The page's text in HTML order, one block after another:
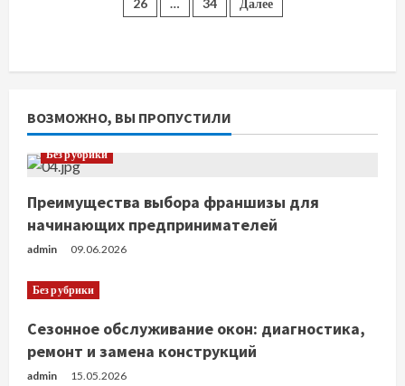
записей 26
… 34 Далее
ВОЗМОЖНО, ВЫ ПРОПУСТИЛИ
Без рубрики
Преимущества выбора франшизы для
начинающих предпринимателей
admin 09.06.2026
Без рубрики
Сезонное обслуживание окон: диагностика,
ремонт и замена конструкций
admin 15.05.2026